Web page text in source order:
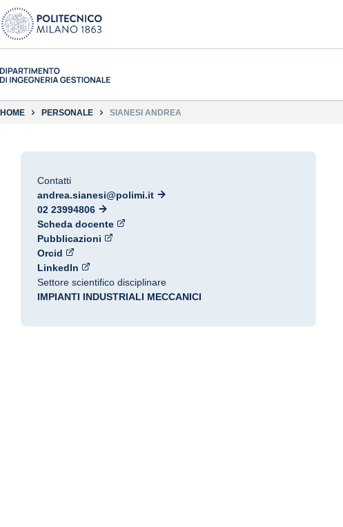
HOME PERSONALE SIANESI ANDREA
Contatti
andrea.sianesi@polimi.it
02 23994806
Scheda docente
Pubblicazioni
Orcid
LinkedIn
Settore scientifico disciplinare
IMPIANTI INDUSTRIALI MECCANICI